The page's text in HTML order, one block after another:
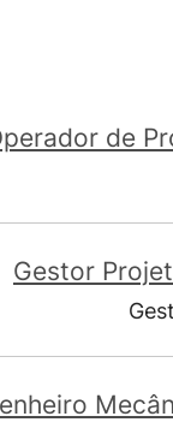
de
Gestor